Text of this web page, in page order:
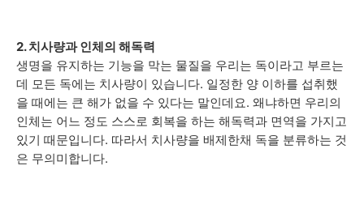
2. 치사량과 인체의 해독력
생명을 유지하는 기능을 막는 물질을 우리는 독이라고 부르는
데 모든 독에는 치사량이 있습니다. 일정한 양 이하를 섭취했
을 때에는 큰 해가 없을 수 있다는 말인데요. 왜냐하면 우리의
인체는 어느 정도 스스로 회복을 하는 해독력과 면역을 가지고
있기 때문입니다. 따라서 치사량을 배제한채 독을 분류하는 것
은 무의미합니다.